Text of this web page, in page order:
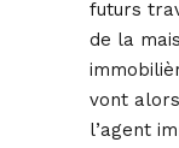
futurs
de la
vont
l’agent